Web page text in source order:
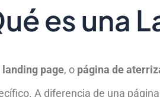
es una
landing page, o página de
A diferencia de una